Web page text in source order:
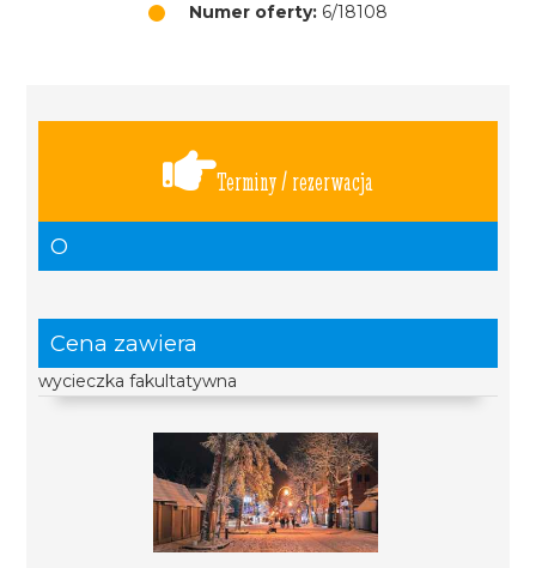
Numer oferty: 6/18108
Terminy / rezerwacja
O
Cena zawiera
wycieczka fakultatywna